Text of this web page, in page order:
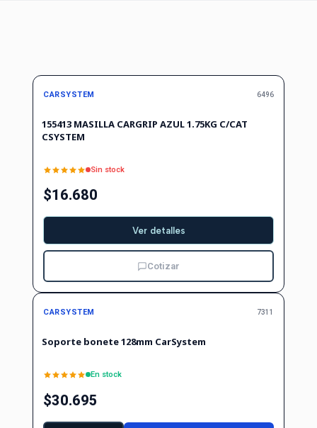
Agotado
CARSYSTEM 6496
155413 MASILLA CARGRIP AZUL 1.75KG C/CAT
CSYSTEM
Sin stock
$16.680
Ver detalles
Cotizar
CARSYSTEM 7311
Soporte bonete 128mm CarSystem
En stock
$30.695